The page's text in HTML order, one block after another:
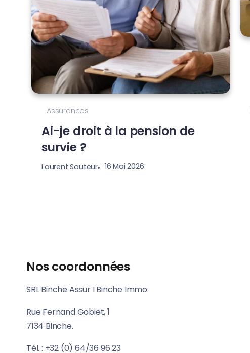
Assurances
Ai-je droit à la pension de
survie ?
Laurent Sauteur 16 Mai 2026
Nos coordonnées
SRL Binche Assur I Binche Immo
Rue Fernand Gobiet, 1
7134 Binche.
Tél. : +32 (0) 64/36 96 23